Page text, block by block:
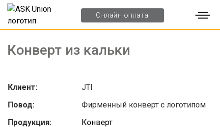
Онлайн оплата
Главная Портфолио - Конверты - Конверт из кальки
Конверт из кальки
Клиент:
JTI
Повод:
Фирменный конверт с логотипом
Продукция:
Конверт